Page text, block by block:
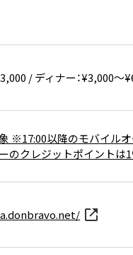
/ ディナー：¥3,000～
※17:00以降のモバイル
のクレジットポイントは